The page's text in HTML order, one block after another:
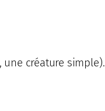
une créature simple).